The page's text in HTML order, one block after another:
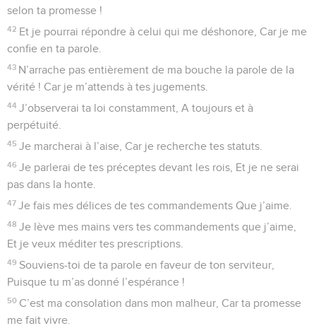
selon ta promesse !
42 Et je pourrai répondre à celui qui me déshonore, Car je me
confie en ta parole.
43 N’arrache pas entièrement de ma bouche la parole de la
vérité ! Car je m’attends à tes jugements.
44 J’observerai ta loi constamment, A toujours et à
perpétuité.
45 Je marcherai à l’aise, Car je recherche tes statuts.
46 Je parlerai de tes préceptes devant les rois, Et je ne serai
pas dans la honte.
47 Je fais mes délices de tes commandements Que j’aime.
48 Je lève mes mains vers tes commandements que j’aime,
Et je veux méditer tes prescriptions.
49 Souviens-toi de ta parole en faveur de ton serviteur,
Puisque tu m’as donné l’espérance !
50 C’est ma consolation dans mon malheur, Car ta promesse
me fait vivre.